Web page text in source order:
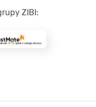
ZIBI:
8716opinii z całego okresu